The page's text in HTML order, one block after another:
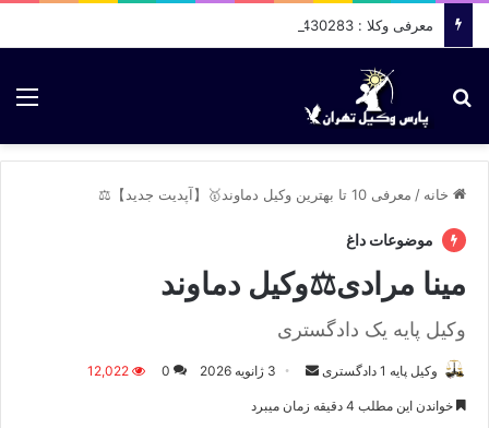
معرفی وکلا : 09036430283
جستجو برای
خانه / معرفی 10 تا بهترین وکیل دماوند🥇【آپدیت جدید】⚖️
موضوعات داغ
مینا مرادی⚖️وکیل دماوند
وکیل پایه یک دادگستری
وکیل پایه 1 دادگستری 3 ژانویه 2026 0
12,022
خواندن این مطلب 4 دقیقه زمان میبرد